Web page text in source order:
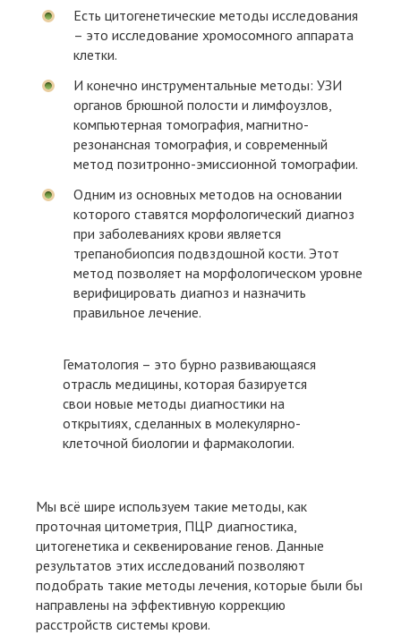
Есть цитогенетические методы исследования
– это исследование хромосомного аппарата
клетки.
И конечно инструментальные методы: УЗИ
органов брюшной полости и лимфоузлов,
компьютерная томография, магнитно-
резонансная томография, и современный
метод позитронно-эмиссионной томографии.
Одним из основных методов на основании
которого ставятся морфологический диагноз
при заболеваниях крови является
трепанобиопсия подвздошной кости. Этот
метод позволяет на морфологическом уровне
верифицировать диагноз и назначить
правильное лечение.
Гематология – это бурно развивающаяся
отрасль медицины, которая базируется
свои новые методы диагностики на
открытиях, сделанных в молекулярно-
клеточной биологии и фармакологии.
Мы всё шире используем такие методы, как
проточная цитометрия, ПЦР диагностика,
цитогенетика и секвенирование генов. Данные
результатов этих исследований позволяют
подобрать такие методы лечения, которые были бы
направлены на эффективную коррекцию
расстройств системы крови.